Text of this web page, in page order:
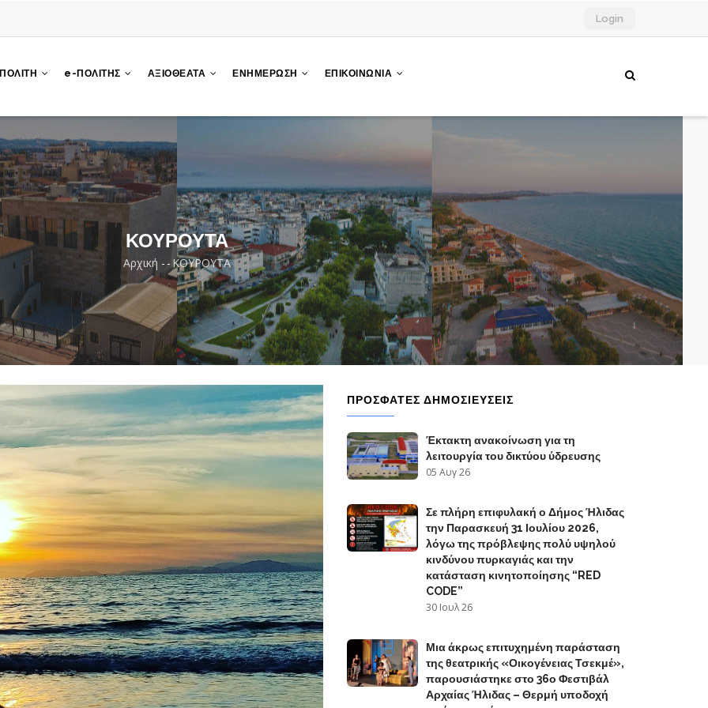
Login
e-ΠΟΛΙΤΗΣ ΑΞΙΟΘΕΑΤΑ ΕΝΗΜΕΡΩΣΗ ΕΠΙΚΟΙΝΩΝΙΑ
ΚΟΥΡΟΥΤΑ
Breadcrumb
Αρχική - - ΚΟΥΡΟΥΤΑ
ΠΡΟΣΦΑΤΕΣ ΔΗΜΟΣΙΕΥΣΕΙΣ
Έκτακτη ανακοίνωση για τη
λειτουργία του δικτύου ύδρευσης
05 Αυγ 26
Σε πλήρη επιφυλακή ο Δήμος Ήλιδας
την Παρασκευή 31 Ιουλίου 2026,
λόγω της πρόβλεψης πολύ υψηλού
κινδύνου πυρκαγιάς και την
κατάσταση κινητοποίησης “RED
CODE”
30 Ιουλ 26
Μια άκρως επιτυχημένη παράσταση
της θεατρικής «Οικογένειας Τσεκμέ»,
παρουσιάστηκε στο 36ο Φεστιβάλ
Αρχαίας Ήλιδας – Θερμή υποδοχή